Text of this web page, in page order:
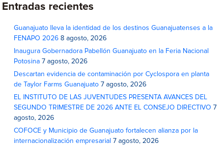
Entradas recientes
Guanajuato lleva la identidad de los destinos Guanajuatenses a la
FENAPO 2026 8 agosto, 2026
Inaugura Gobernadora Pabellón Guanajuato en la Feria Nacional
Potosina 7 agosto, 2026
Descartan evidencia de contaminación por Cyclospora en planta
de Taylor Farms Guanajuato 7 agosto, 2026
EL INSTITUTO DE LAS JUVENTUDES PRESENTA AVANCES DEL
SEGUNDO TRIMESTRE DE 2026 ANTE EL CONSEJO DIRECTIVO 7
agosto, 2026
COFOCE y Municipio de Guanajuato fortalecen alianza por la
internacionalización empresarial 7 agosto, 2026